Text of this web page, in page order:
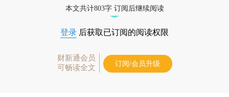
本文共计803字 订阅后继续阅读
登录 后获取已订阅的阅读权限
财新通会员
可畅读全文
订阅/会员升级